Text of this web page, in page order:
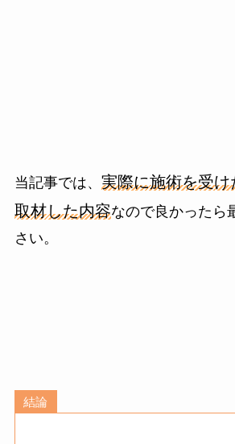
当記事では、 実際に施術を受
取材した内容なので良かったら
さい。
結論